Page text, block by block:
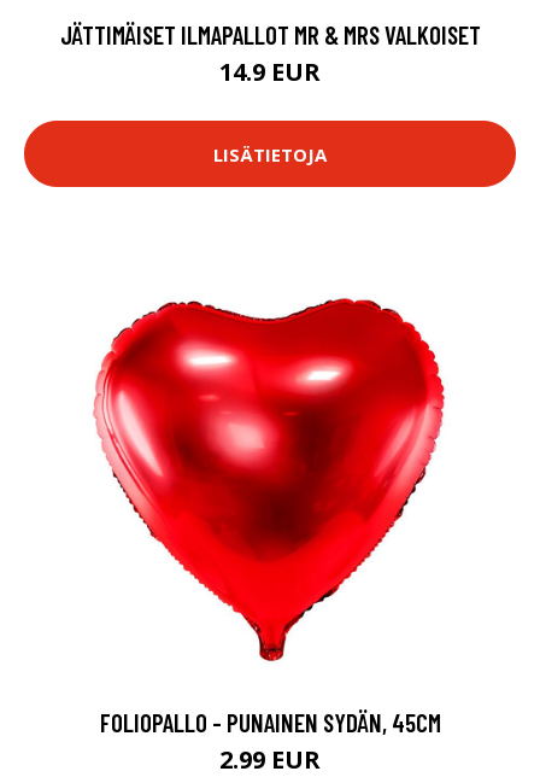
JÄTTIMÄISET ILMAPALLOT MR & MRS VALKOISET
14.9 EUR
LISÄTIETOJA
FOLIOPALLO - PUNAINEN SYDÄN, 45CM
2.99 EUR